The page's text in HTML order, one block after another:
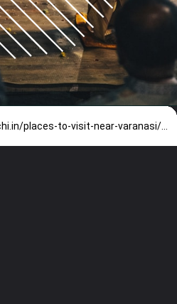
https://askruchi.in/places-to-visit-near-varanasi/#more-3689